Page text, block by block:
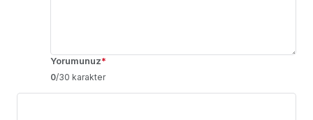
Yorumunuz*
0/30 karakter